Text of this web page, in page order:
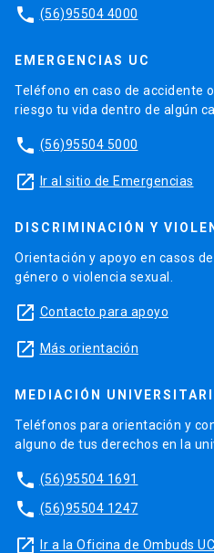
phone (56)95504 4000
EMERGENCIAS UC
Teléfono en caso de accidente
riesgo tu vida dentro de algún
phone (56)95504 5000
launch Ir al sitio de Emergencias
DISCRIMINACIÓN Y
Orientación y apoyo en casos
género o violencia sexual.
launch Contacto para apoyo
launch Más orientación
MEDIACIÓN
Teléfonos para orientación y
alguno de tus derechos en la
phone (56)95504 1691
phone (56)95504 1247
launch Ir a la Oficina de Ombuds UC